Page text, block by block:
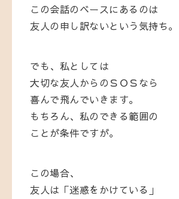
この会話のベースにあるのは
友人の申し訳ないという気持ち。
でも、私としては
大切な友人からのＳＯＳなら
喜んで飛んでいきます。
もちろん、私のできる範囲の
ことが条件ですが。
この場合、
友人は「迷惑をかけている」